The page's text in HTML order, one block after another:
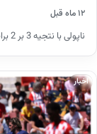
۱۲ ماه قبل
ناپولی با نتجیه 3 بر 2 برابر خیرونا به برتری رسید.
اخبار